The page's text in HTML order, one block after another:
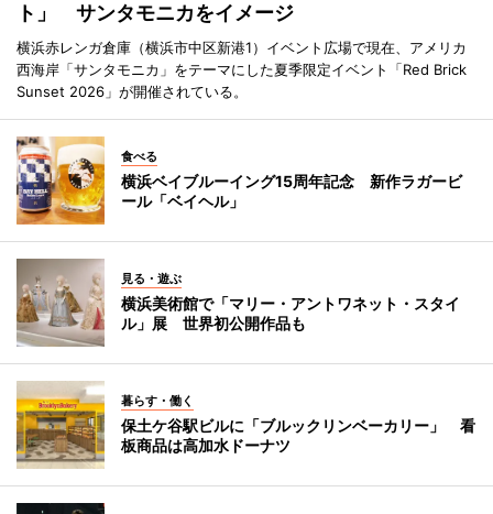
ト」 サンタモニカをイメージ
横浜赤レンガ倉庫（横浜市中区新港1）イベント広場で現在、アメリカ
西海岸「サンタモニカ」をテーマにした夏季限定イベント「Red Brick
Sunset 2026」が開催されている。
食べる
横浜ベイブルーイング15周年記念 新作ラガービ
ール「ベイヘル」
見る・遊ぶ
横浜美術館で「マリー・アントワネット・スタイ
ル」展 世界初公開作品も
暮らす・働く
保土ケ谷駅ビルに「ブルックリンベーカリー」 看
板商品は高加水ドーナツ